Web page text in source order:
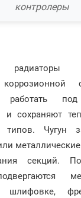
контролеры
радиаторы
работать
и сохраняют
типов. Чугун
секций.
шлифовке,